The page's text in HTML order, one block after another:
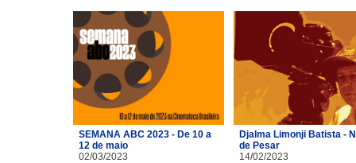
SEMANA ABC 2023 - De 10 a
12 de maio
02/03/2023
Djalma Limonji Batista -
de Pesar
14/02/2023